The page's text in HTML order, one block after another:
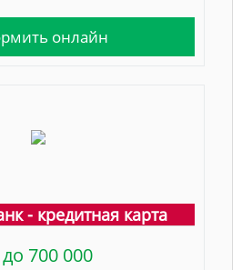
онлайн
- кредитная карта
до 700 000